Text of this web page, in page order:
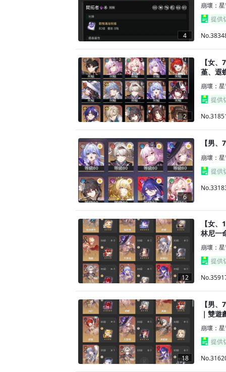
4
崩壞：
提供
2
【女
堇、遐
崩壞：
提供
6
【男
崩壞：
提供
12
【女
林尼一
崩壞：
提供
18
【男
｜雙
崩壞：
提供